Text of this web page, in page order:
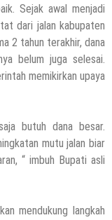
Sejak awal menjadi
dari jalan kabupaten
2 tahun terakhir, dana
belum juga selesai.
memikirkan upaya
butuh dana besar.
mutu jalan biar
“ imbuh Bupati asli
mendukung langkah